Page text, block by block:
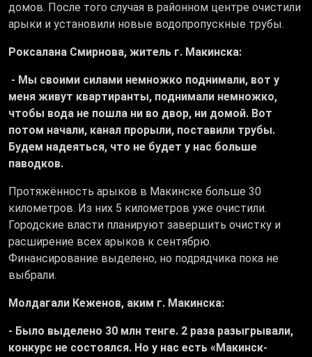
домов. После того случая в районном центре очистили
арыки и установили новые водопропускные трубы.
Роксалана Смирнова, житель г. Макинска:
- Мы своими силами немножко поднимали, вот у
меня живут квартиранты, поднимали немножко,
чтобы вода не пошла ни во двор, ни домой. Вот
потом начали, канал прорыли, поставили трубы.
Будем надеяться, что не будет у нас больше
паводков.
Протяжённость арыков в Макинске больше 30
километров. Из них 5 километров уже очистили.
Городские власти планируют завершить очистку и
расширение всех арыков к сентябрю.
Финансирование выделено, но подрядчика пока не
выбрали.
Молдагали Кеженов, аким г. Макинска:
- Было выделено 30 млн тенге. 2 раза разыгрывали,
конкурс не состоялся. Но у нас есть «Макинск-